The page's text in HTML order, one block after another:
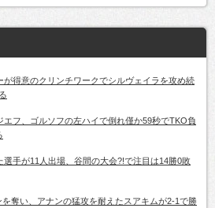
が得意のクリンチワークでシルヴェイラを攻め続
エフ、ゴルソフの左ハイで倒れ僅か59秒でTKO負
選手が11人出場、谷間の大会?!で注目は14勝0敗
を奪い、アナンの猛攻を耐えたスアキムが2-1で勝